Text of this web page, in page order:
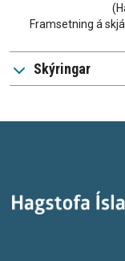
Framsetning á
Skýringar